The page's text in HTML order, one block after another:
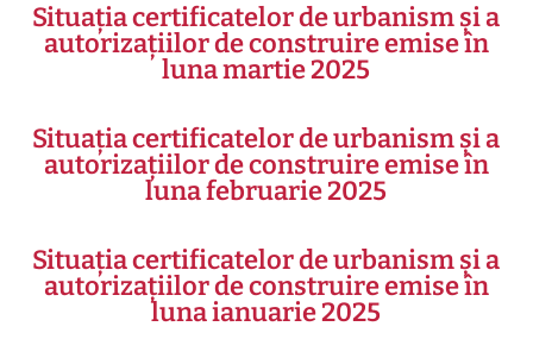
Situația certificatelor de urbanism și a
autorizațiilor de construire emise în
luna martie 2025
Situația certificatelor de urbanism și a
autorizațiilor de construire emise în
luna februarie 2025
Situația certificatelor de urbanism și a
autorizațiilor de construire emise în
luna ianuarie 2025